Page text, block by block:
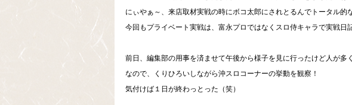
にぃやぁ～、来店取材実戦の時にボコ太郎にされとるんでトータル的
今回もプライベート実戦は、富永プロではなくスロ侍キャラで実戦
前日、編集部の用事を済ませて午後から様子を見に行ったけど人が
なので、くりひろいしながら沖スロコーナーの挙動を観察！
気付けば１日が終わっとった（笑）